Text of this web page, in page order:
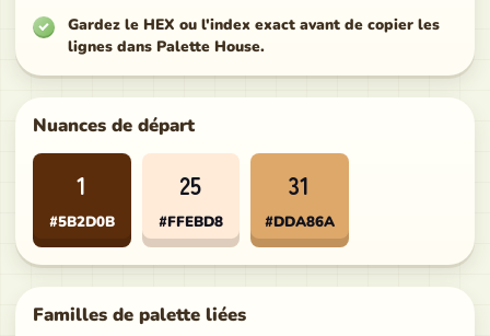
Gardez le HEX ou l'index exact avant de copier les
lignes dans Palette House.
Nuances de départ
1
#5B2D0B
25
#FFEBD8
31
#DDA86A
Familles de palette liées